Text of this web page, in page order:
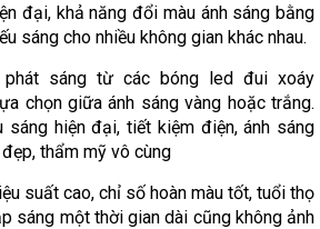
đại, khả năng đổi màu ánh sáng bằng
sáng cho nhiều không gian khác nhau.
phát sáng từ các bóng led đui xoáy
chọn giữa ánh sáng vàng hoặc trắng.
hiện đại, tiết kiệm điện, ánh sáng
thẩm mỹ vô cùng
suất cao, chỉ số hoàn màu tốt, tuổi thọ
sáng một thời gian dài cũng không ảnh